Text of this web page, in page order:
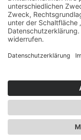
©2026 Internet-